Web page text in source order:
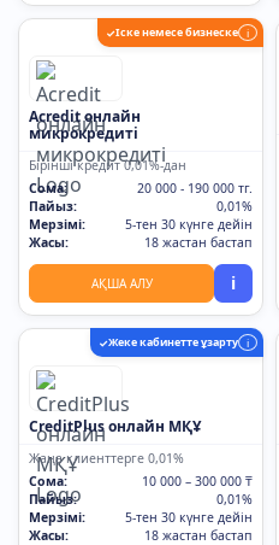
✓Іске немесе бизнеске i
Acredit онлайн
микрокредиті
Бірінші кредит 0,01%-дан
Сома:
20 000 - 190 000 тг.
Пайыз:
0,01%
Мерзімі:
5-тен 30 күнге дейін
Жасы:
18 жастан бастап
АҚША АЛУ i
✓Жеке кабинетте ұзарту i
CreditPlus онлайн МҚҰ
Жаңа клиенттерге 0,01%
Сома:
10 000 – 300 000 ₸
Пайыз:
0,01%
Мерзімі:
5-тен 30 күнге дейін
Жасы:
18 жастан бастап